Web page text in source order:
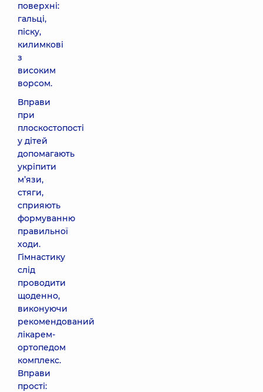
поверхні:
гальці,
піску,
килимкові
з
високим
ворсом.
Вправи
при
плоскостопості
у дітей
допомагають
укріпити
м’язи,
стяги,
сприяють
формуванню
правильної
ходи.
Гімнастику
слід
проводити
щоденно,
виконуючи
рекомендований
лікарем-
ортопедом
комплекс.
Вправи
прості: